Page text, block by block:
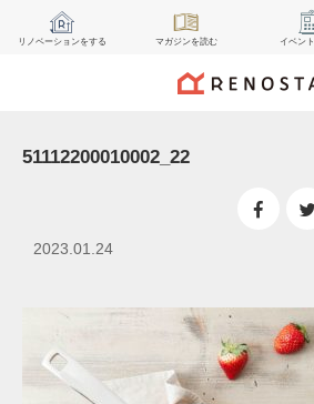
リノベーションをする マガジンを読む イベント
51112200010002_22
2023.01.24